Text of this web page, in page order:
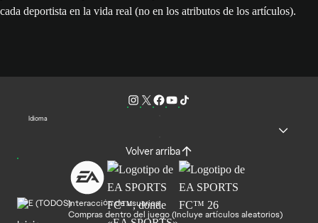
cada deportista en la vida real (no en los atributos de los artículos).
Idioma
Volver arriba
Interacción de usuarios
Compras dentro del juego (Incluye artículos aleatorios)